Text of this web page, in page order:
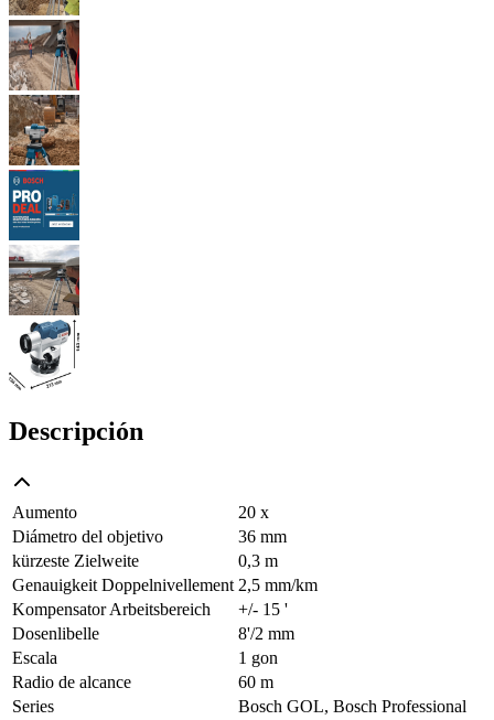
Descripción
Aumento
20 x
Diámetro del objetivo
36 mm
kürzeste Zielweite
0,3 m
Genauigkeit Doppelnivellement 2,5 mm/km
Kompensator Arbeitsbereich
+/- 15 '
Dosenlibelle
8'/2 mm
Escala
1 gon
Radio de alcance
60 m
Series
Bosch GOL, Bosch Professional